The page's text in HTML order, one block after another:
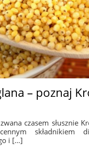
– poznaj
czasem słusznie
składnikiem
i […]